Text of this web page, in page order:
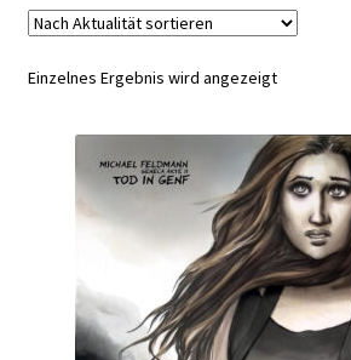
Einzelnes Ergebnis wird angezeigt